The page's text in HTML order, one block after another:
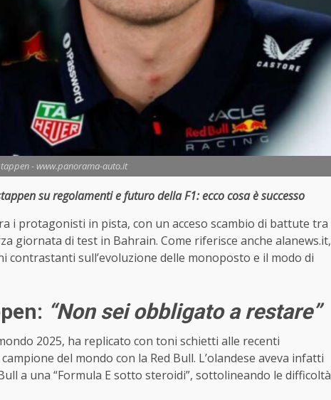
- www.panorama-auto.it
su regolamenti e futuro della F1: ecco cosa è successo
i protagonisti in pista, con un acceso scambio di battute tra
giornata di test in Bahrain. Come riferisce anche alanews.it,
contrastanti sull’evoluzione delle monoposto e il modo di
“Non sei obbligato a restare”
2025, ha replicato con toni schietti alle recenti
del mondo con la Red Bull. L’olandese aveva infatti
a una “Formula E sotto steroidi”, sottolineando le difficoltà